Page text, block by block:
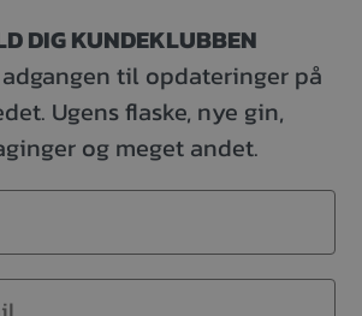
DIG KUNDEKLUBBEN
til opdateringer på
Ugens flaske, nye gin,
og meget andet.